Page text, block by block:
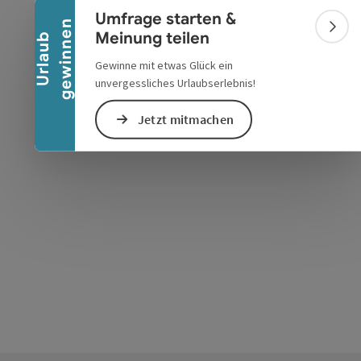
U
r
l
a
u
b
g
e
w
i
n
n
en
Umfrage starten &
Meinung teilen
Gewinne mit etwas Glück ein
unvergessliches Urlaubserlebnis!
Jetzt mitmachen